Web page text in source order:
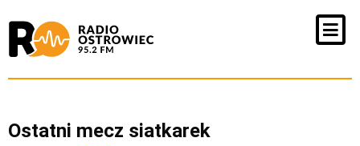
Ostatni mecz siatkarek